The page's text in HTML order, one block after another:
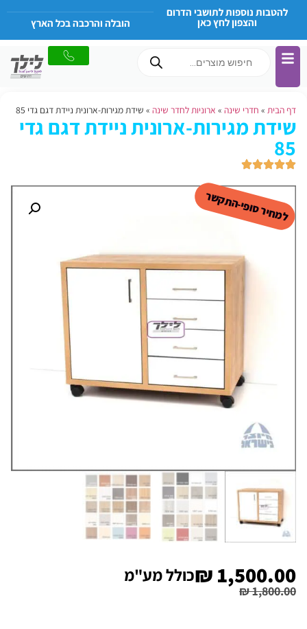
להטבות נוספות לתושבי הדרום
והצפון לחץ כאן הובלה והרכבה בכל הארץ
דף הבית » חדרי שינה » ארוניות לחדר שינה » שידת מגירות-ארונית ניידת דגם גדי 85
שידת מגירות-ארונית ניידת דגם גדי
85
למחיר סופי-התקשר
₪1,800.00
₪ 1,500.00 כולל מע"מ